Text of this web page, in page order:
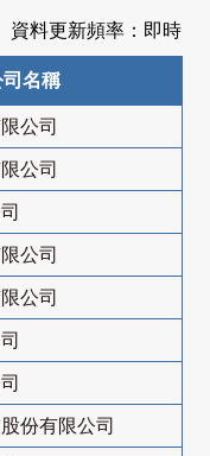
資料更新頻率：即時
司名稱
公司
公司
公司
公司
份有限公司